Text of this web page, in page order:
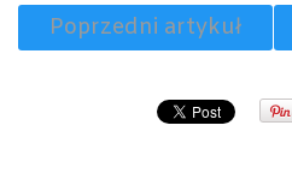
Poprzedni artykuł